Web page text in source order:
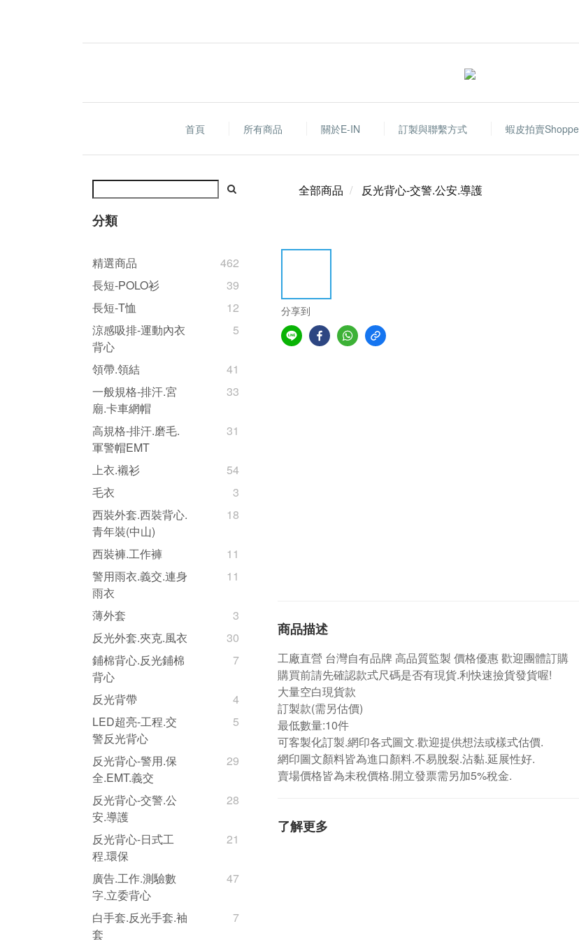
首頁 所有商品 關於E-IN 訂製與聯繫方式 蝦皮拍賣shoppe
分類
精選商品
462
長短-POLO衫
39
長短-T恤
12
涼感吸排-運動內衣
背心
5
領帶.領結
41
一般規格-排汗.宮
廟.卡車網帽
33
高規格-排汗.磨毛.
軍警帽EMT
31
上衣.襯衫
54
毛衣
3
西裝外套.西裝背心.
青年裝(中山)
18
西裝褲.工作褲
11
警用雨衣.義交.連身
雨衣
11
薄外套
3
反光外套.夾克.風衣
30
鋪棉背心.反光鋪棉
背心
7
反光背帶
4
LED超亮-工程.交
警反光背心
5
反光背心-警用.保
全.EMT.義交
29
反光背心-交警.公
安.導護
28
反光背心-日式工
程.環保
21
廣告.工作.測驗數
字.立委背心
47
白手套.反光手套.袖
套
7
全部商品 反光背心-交警.公安.導護
分享到
商品描述
工廠直營 台灣自有品牌 高品質監製 價格優惠 歡迎團體訂購
購買前請先確認款式尺碼是否有現貨.利快速撿貨發貨喔!
大量空白現貨款
訂製款(需另估價)
最低數量:10件
可客製化訂製.網印各式圖文.歡迎提供想法或樣式估價.
網印圖文顏料皆為進口顏料.不易脫裂.沾黏.延展性好.
賣場價格皆為未稅價格.開立發票需另加5%稅金.
了解更多